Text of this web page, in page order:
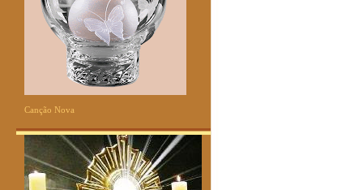
Canção Nova